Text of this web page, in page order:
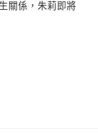
關係，朱莉即將
道後，便設計以
夜繾綣之後，安